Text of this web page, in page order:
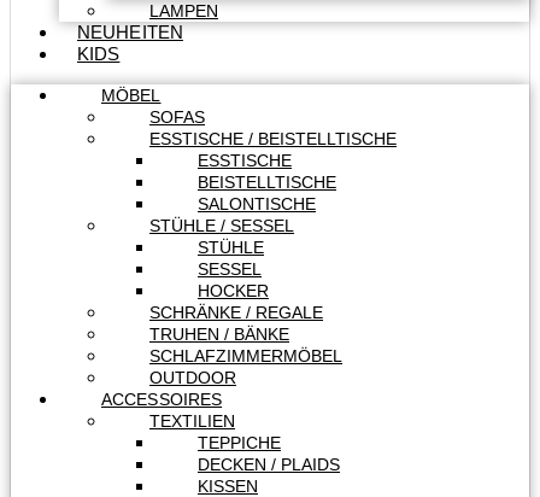
LAMPEN
NEUHEITEN
KIDS
MÖBEL
SOFAS
ESSTISCHE / BEISTELLTISCHE
ESSTISCHE
BEISTELLTISCHE
SALONTISCHE
STÜHLE / SESSEL
STÜHLE
SESSEL
HOCKER
SCHRÄNKE / REGALE
TRUHEN / BÄNKE
SCHLAFZIMMERMÖBEL
OUTDOOR
ACCESSOIRES
TEXTILIEN
TEPPICHE
DECKEN / PLAIDS
KISSEN